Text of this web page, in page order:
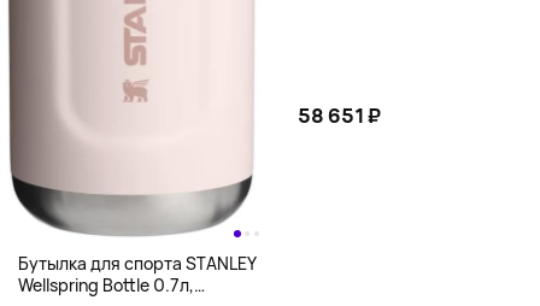
Бутылка для спорта STANLEY
Wellspring Bottle 0.7л,
58 651 ₽